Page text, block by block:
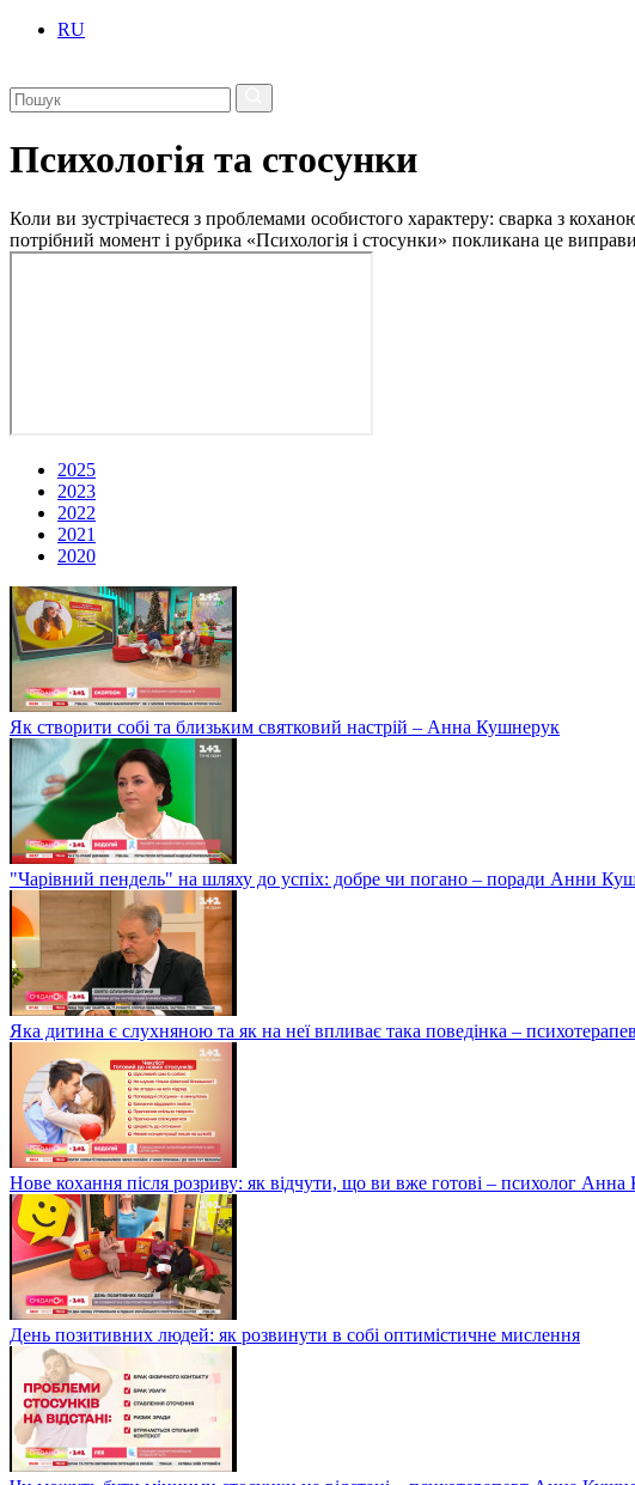
RU
Психологія та стосунки
Коли ви зустрічаєтеся з проблемами особистого характеру: сварка з
потрібний момент і рубрика «Психологія і стосунки» покликана це
2025
2023
2022
2021
2020
Як створити собі та близьким святковий настрій – Анна Кушнерук
"Чарівний пендель" на шляху до успіх: добре чи погано – поради Анни
Яка дитина є слухняною та як на неї впливає така поведінка –
Нове кохання після розриву: як відчути, що ви вже готові – психолог
День позитивних людей: як розвинути в собі оптимістичне мислення